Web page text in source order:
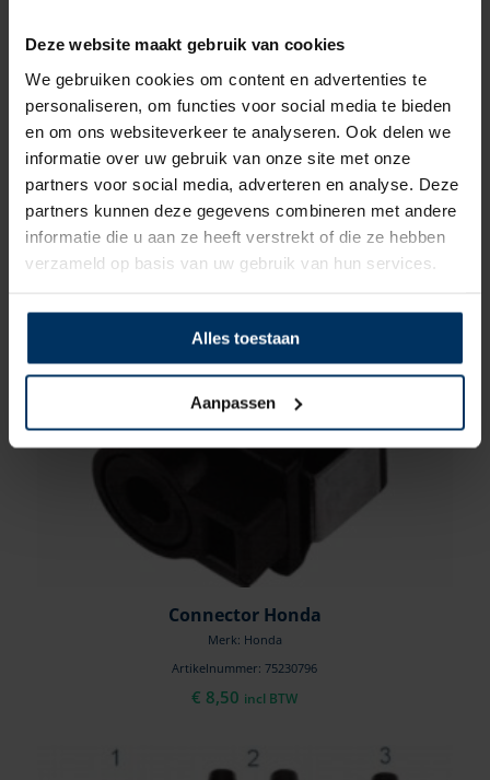
Deze website maakt gebruik van cookies
We gebruiken cookies om content en advertenties te
personaliseren, om functies voor social media te bieden
en om ons websiteverkeer te analyseren. Ook delen we
informatie over uw gebruik van onze site met onze
partners voor social media, adverteren en analyse. Deze
partners kunnen deze gegevens combineren met andere
informatie die u aan ze heeft verstrekt of die ze hebben
verzameld op basis van uw gebruik van hun services.
Alles toestaan
Aanpassen
Buitenboord motor stoel tot 40 kg
Merk: Allpa
Artikelnummer: O0500480
€299,00 incl BTW
Connector Honda
Merk: Honda
Artikelnummer: 75230796
€ 8,50 incl BTW